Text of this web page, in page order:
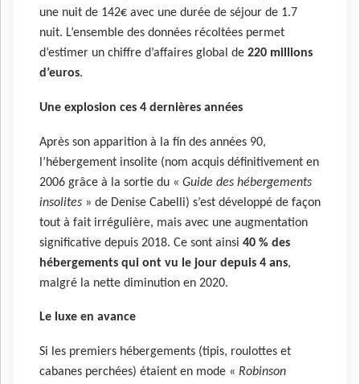
une nuit de 142€ avec une durée de séjour de 1.7
nuit. L’ensemble des données récoltées permet
d’estimer un chiffre d’affaires global de 220 millions
d’euros.
Une explosion ces 4 dernières années
Après son apparition à la fin des années 90,
l’hébergement insolite (nom acquis définitivement en
2006 grâce à la sortie du « Guide des hébergements
insolites » de Denise Cabelli) s’est développé de façon
tout à fait irrégulière, mais avec une augmentation
significative depuis 2018. Ce sont ainsi 40 % des
hébergements qui ont vu le jour depuis 4 ans,
malgré la nette diminution en 2020.
Le luxe en avance
Si les premiers hébergements (tipis, roulottes et
cabanes perchées) étaient en mode « Robinson